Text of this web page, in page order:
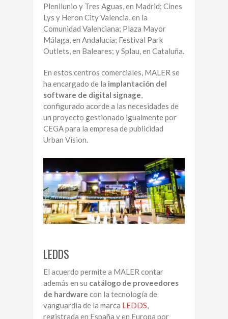
Plenilunio y Tres Aguas, en Madrid; Cines
Lys y Heron City Valencia, en la
Comunidad Valenciana; Plaza Mayor
Málaga, en Andalucía; Festival Park
Outlets, en Baleares; y Splau, en Cataluña.
En estos centros comerciales, MALER se
ha encargado de la implantación del
software de digital signage,
configurado acorde a las necesidades de
un proyecto gestionado igualmente por
CEGA para la empresa de publicidad
Urban Vision.
LEDDS
El acuerdo permite a MALER contar
además en su catálogo de proveedores
de hardware con la tecnología de
vanguardia de la marca LEDDS,
registrada en España y en Europa por